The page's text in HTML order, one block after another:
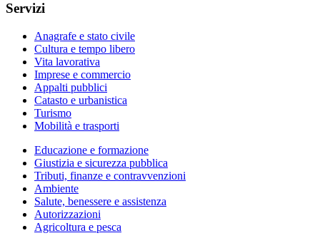
Servizi
Anagrafe e stato civile
Cultura e tempo libero
Vita lavorativa
Imprese e commercio
Appalti pubblici
Catasto e urbanistica
Turismo
Mobilità e trasporti
Educazione e formazione
Giustizia e sicurezza pubblica
Tributi, finanze e contravvenzioni
Ambiente
Salute, benessere e assistenza
Autorizzazioni
Agricoltura e pesca